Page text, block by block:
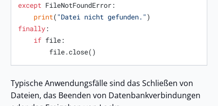
except FileNotFoundError:
print( "Datei nicht gefunden."
finally:
if file:
Typische Anwendungsfälle sind das Schließen von
Dateien, das Beenden von Datenbankverbindungen